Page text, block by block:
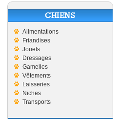
CHIENS
Alimentations
Friandises
Jouets
Dressages
Gamelles
Vêtements
Laisseries
Niches
Transports